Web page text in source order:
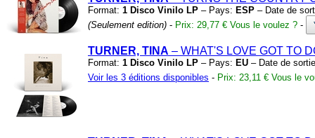
Format: 1 Disco Vinilo LP – Pays: ESP – Date de
(Seulement edition) - Prix: 29,77 € Vous le voulez ? -
TURNER, TINA – WHAT'S LOVE GOT TO
Format: 1 Disco Vinilo LP – Pays: EU – Date de
Voir les 3 éditions disponibles - Prix: 23,11 € Vous le